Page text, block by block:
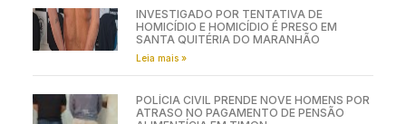
INVESTIGADO POR TENTATIVA DE
HOMICÍDIO E HOMICÍDIO É PRESO EM
SANTA QUITÉRIA DO MARANHÃO
Leia mais »
POLÍCIA CIVIL PRENDE NOVE HOMENS POR
ATRASO NO PAGAMENTO DE PENSÃO